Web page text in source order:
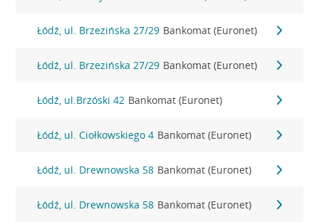
Łódź, ul. Brzezińska 27/29 Bankomat (Euronet)
Łódź, ul. Brzezińska 27/29 Bankomat (Euronet)
Łódź, ul.Brzóski 42 Bankomat (Euronet)
Łódź, ul. Ciołkowskiego 4 Bankomat (Euronet)
Łódź, ul. Drewnowska 58 Bankomat (Euronet)
Łódź, ul. Drewnowska 58 Bankomat (Euronet)